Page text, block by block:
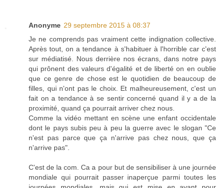
Anonyme 29 septembre 2015 à 08:37
Je ne comprends pas vraiment cette indignation collective.
Après tout, on a tendance à s'habituer à l'horrible car c'est
sur médiatisé. Nous derrière nos écrans, dans notre pays
qui prônent des valeurs d'égalité et de liberté on en oublie
que ce genre de chose est le quotidien de beaucoup de
filles, qui n'ont pas le choix. Et malheureusement, c'est un
fait on a tendance à se sentir concerné quand il y a de la
proximité, quand ça pourrait arriver chez nous.
Comme la vidéo mettant en scène une enfant occidentale
dont le pays subis peu à peu la guerre avec le slogan "Ce
n'est pas parce que ça n'arrive pas chez nous, que ça
n'arrive pas".
C'est de la com. Ca a pour but de sensibiliser à une journée
mondiale qui pourrait passer inaperçue parmi toutes les